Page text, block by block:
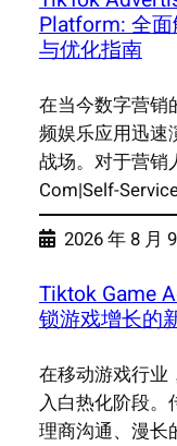
Platform: 全
与优化指南
在当今数字营销
频娱乐应用迅速
战场。对于营销
Com|Self-
2026 年 8 月
Tiktok Game
锁游戏增长的
在移动游戏行业
入白热化阶段。
理商沟通、漫长